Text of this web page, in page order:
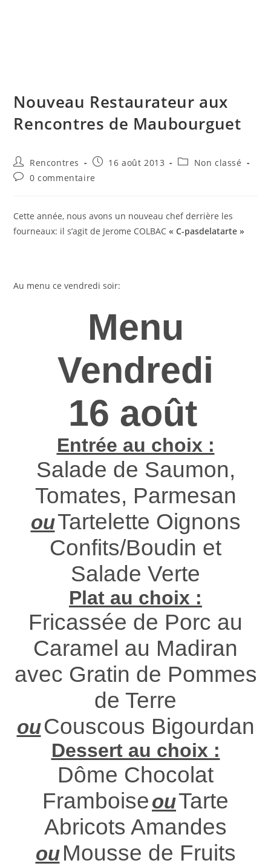
Nouveau Restaurateur aux
Rencontres de Maubourguet
Auteur/autrice
de
la
Rencontres
Publication
16 août 2013
PostNon classé
Commentaires
publication :
0 commentaire
Cette année, nous avons un nouveau chef derrière les
fourneaux: il s’agit de Jerome COLBAC« C-pasdelatarte »
Au menu ce vendredi soir:
Menu
Vendredi
16 août
Entrée au choix :
Salade de Saumon,
Tomates, Parmesan
ouTartelette Oignons
Confits/Boudin et
Salade Verte
Plat au choix :
Fricassée de Porc au
Caramel au Madiran
avec Gratin de Pommes
de Terre
ouCouscous Bigourdan
Dessert au choix :
Dôme Chocolat
FramboiseouTarte
Abricots Amandes
ou Mousse de Fruits